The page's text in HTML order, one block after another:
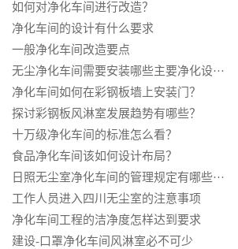
如何对净化车间进行改造？
净化车间的设计有什么要求
一般净化车间改造要点
无尘净化车间需要安装哪些主要净化设···
净化车间如何在彩钢板墙上安装门？
探讨彩钢板风淋室发展趋势有哪些？
十万级净化车间的标准怎么看？
食品净化车间该如何设计布局？
日照无尘室净化车间的管理规定有哪些···
工作人员进入四川无尘室的注意事项
净化车间工程的洁净度怎样达到要求
建设-口罩净化车间风淋室必不可少